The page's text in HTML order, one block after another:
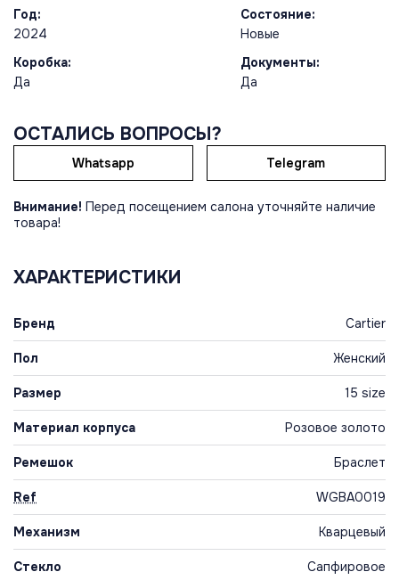
Год:
2024
Состояние:
Новые
Коробка:
Да
Документы:
Да
ОСТАЛИСЬ ВОПРОСЫ?
Whatsapp Telegram
Внимание! Перед посещением салона уточняйте наличие
товара!
ХАРАКТЕРИСТИКИ
Бренд Cartier
Пол Женский
Размер 15 size
Материал корпуса Розовое золото
Ремешок Браслет
Ref WGBA0019
Механизм Кварцевый
Стекло Сапфировое